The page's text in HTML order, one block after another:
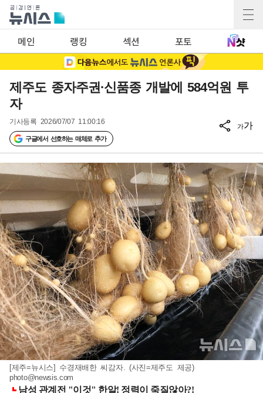
메인 랭킹 섹션 포토
제주도 종자주권·신품종 개발에 584억원 투
자
기사등록 2026/07/07 11:00:16
구글에서 선호하는 매체로 추가
가가
[제주=뉴시스] 수경재배한 씨감자. (사진=제주도 제공)
photo@newsis.com